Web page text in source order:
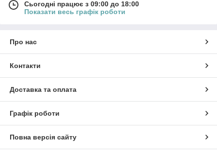
Сьогодні працює з 09:00 до 18:00
Показати весь графік роботи
Про нас
Контакти
Доставка та оплата
Графік роботи
Повна версія сайту